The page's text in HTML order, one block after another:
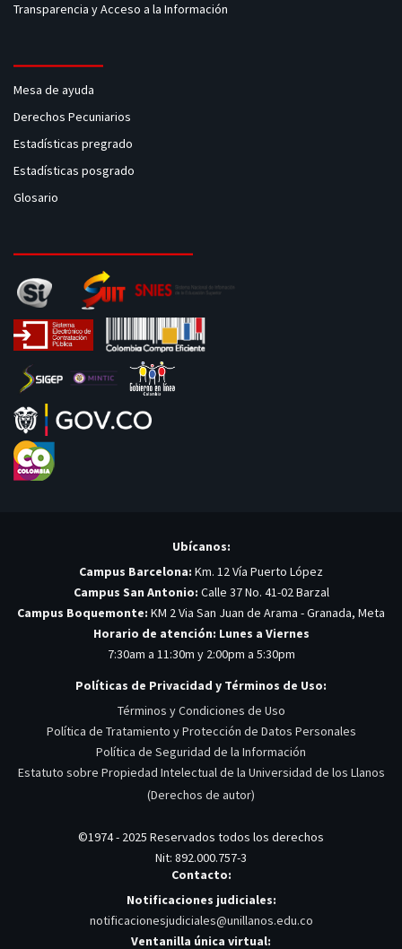
Transparencia y Acceso a la Información
Mesa de ayuda
Derechos Pecuniarios
Estadísticas pregrado
Estadísticas posgrado
Glosario
Ubícanos:
Campus Barcelona: Km. 12 Vía Puerto López
Campus San Antonio: Calle 37 No. 41-02 Barzal
Campus Boquemonte: KM 2 Via San Juan de Arama - Granada, Meta
Horario de atención: Lunes a Viernes
7:30am a 11:30m y 2:00pm a 5:30pm
Políticas de Privacidad y Términos de Uso:
Términos y Condiciones de Uso
Política de Tratamiento y Protección de Datos Personales
Política de Seguridad de la Información
Estatuto sobre Propiedad Intelectual de la Universidad de los Llanos
(Derechos de autor)
©1974 - 2025 Reservados todos los derechos
Nit: 892.000.757-3
Contacto:
Notificaciones judiciales:
notificacionesjudiciales@unillanos.edu.co
Ventanilla única virtual: